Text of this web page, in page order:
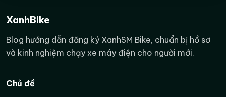
XanhBike
Blog hướng dẫn đăng ký XanhSM Bike, chuẩn bị hồ sơ
và kinh nghiệm chạy xe máy điện cho người mới.
Chủ đề